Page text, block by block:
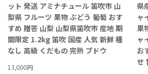
ット 発送 アミナチュール 笛吹市 山
梨県 フルーツ 果物 ぶどう 葡萄 おす
すめ 贈答 山梨 山梨県笛吹市 産地 期
間限定 1.2kg 笛吹 国産 人気 新鮮 種
なし 高級 くだもの 完熟 ブドウ
13,000円
県
ャ
果
ャ
お
せ